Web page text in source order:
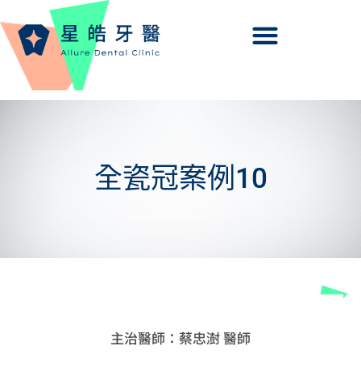
全瓷冠案例10
主治醫師：蔡忠澍 醫師